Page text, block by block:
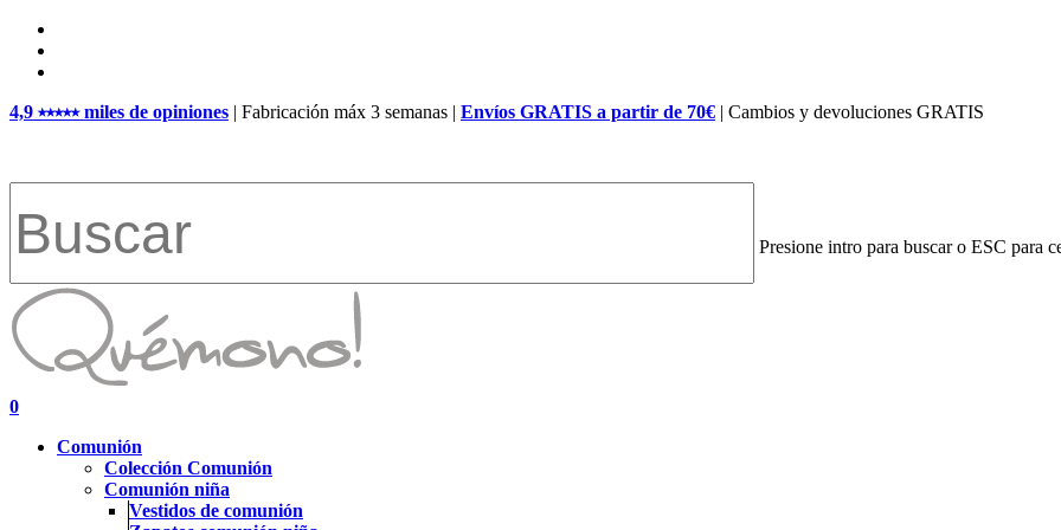
Skip
main
4,9 ⭑⭑⭑⭑⭑ miles de opiniones | Fabricación máx 3 semanas | Envíos GRATIS a partir de 70€ | Cambios y devoluciones GRATIS
Presione intro para buscar o ESC para
Close
Search
search
account
0
Comunión
Colección Comunión
Comunión niña
Vestidos de comunión